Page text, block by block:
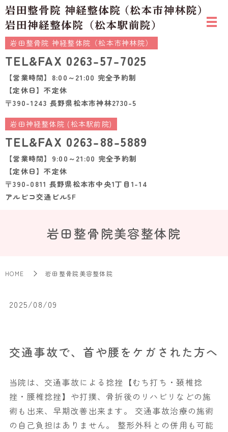
岩田整骨院 神経整体院（松本市神林院）
TEL&FAX 0263-57-7025
【営業時間】8:00～21:00 完全予約制
【定休日】不定休
〒390-1243 長野県松本市神林2730-5
岩田神経整体院 (松本駅前院)
TEL&FAX 0263-88-5889
【営業時間】9:00～21:00 完全予約制
【定休日】不定休
〒390-0811 長野県松本市中央1丁目1-14
アルピコ交通ビル5F
岩田整骨院美容整体院
HOME 岩田整骨院美容整体院
2025/08/09
交通事故で、首や腰をケガされた方へ
当院は、交通事故による捻挫【むち打ち・頚椎捻
挫・腰椎捻挫】や打撲、骨折後のリハビリなどの施
術も出来、早期改善出来ます。 交通事故治療の施術
の自己負担はありません。 整形外科との併用も可能